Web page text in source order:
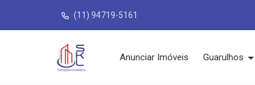
(11) 94719-5161
Página inicial
Anunciar Imóveis Guarulhos